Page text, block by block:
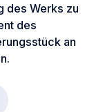
des Werks zu
des
an